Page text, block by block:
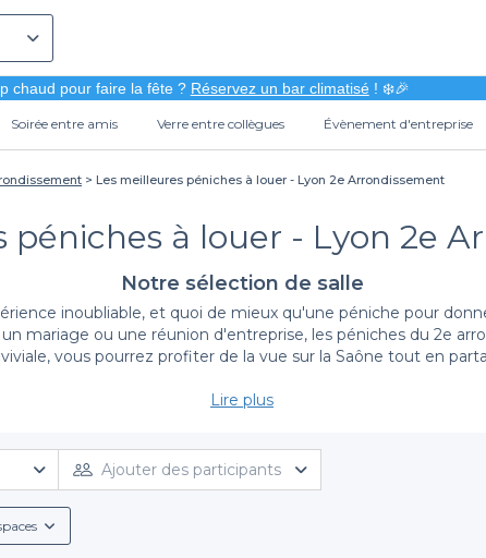
chaud pour faire la fête ? Réservez un bar climatisé! ❄️🎉
Soirée entre amis Verre entre collègues Évènement d'entreprise
Les meilleures péniches à louer - Lyon 2e Arrondissement
péniches à louer - Lyon 2e
Notre sélection de salle
inoubliable, et quoi de mieux qu'une péniche pour
mariage ou une réunion d'entreprise, les péniches du 2e
vous pourrez profiter de la vue sur la Saône tout en
jamais été aussi simple. Nous vous proposons un large
explorer différentes péniches, chacune avec ses propres
intimiste, vous trouverez rapidement un établissement qui
les conditions de réservation détaillées, ce qui vous
Lire plus
Ajouter des participants